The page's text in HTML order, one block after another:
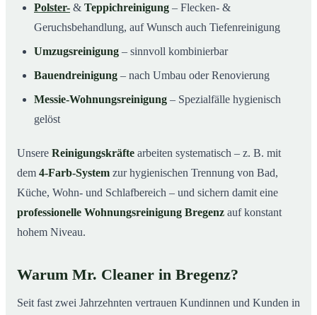
Polster- & Teppichreinigung – Flecken- &
Geruchsbehandlung, auf Wunsch auch Tiefenreinigung
Umzugsreinigung – sinnvoll kombinierbar
Bauendreinigung – nach Umbau oder Renovierung
Messie-Wohnungsreinigung – Spezialfälle hygienisch
gelöst
Unsere Reinigungskräfte arbeiten systematisch – z. B. mit
dem 4-Farb-System zur hygienischen Trennung von Bad,
Küche, Wohn- und Schlafbereich – und sichern damit eine
professionelle Wohnungsreinigung Bregenz auf konstant
hohem Niveau.
Warum Mr. Cleaner in Bregenz?
Seit fast zwei Jahrzehnten vertrauen Kundinnen und Kunden in